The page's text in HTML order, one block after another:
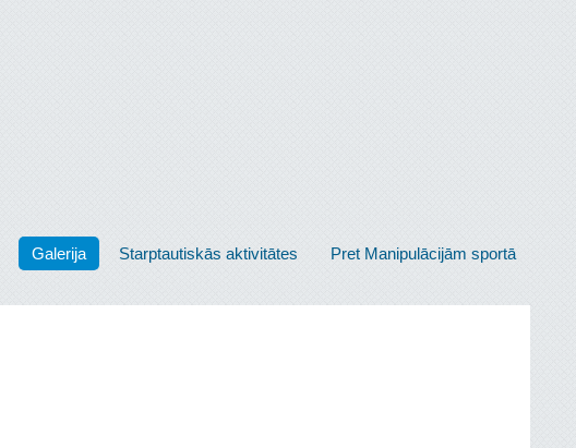
Galerija Starptautiskās aktivitātes Pret Manipulācijām sportā